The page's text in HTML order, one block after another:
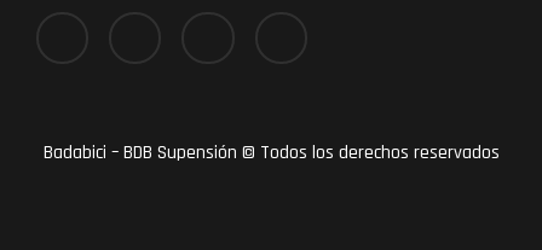
Badabici – BDB Supensión © Todos los derechos reservados